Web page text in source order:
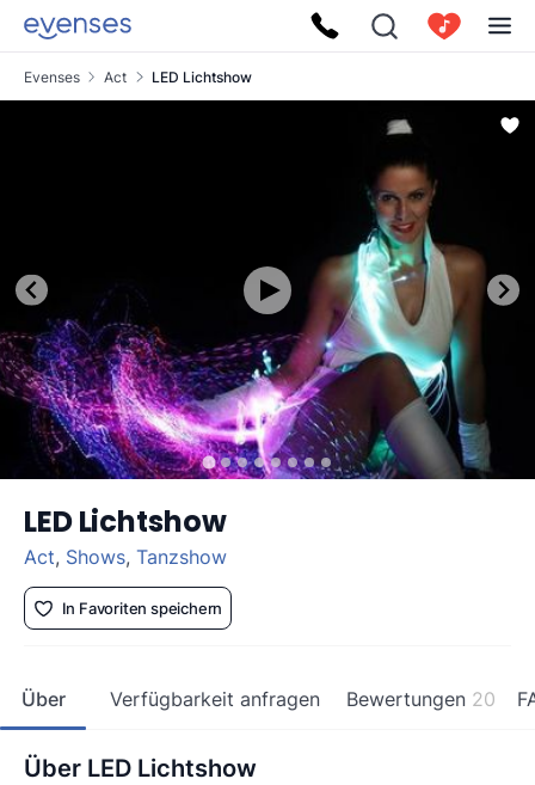
Evenses Act LED Lichtshow
LED Lichtshow
Act, Shows, Tanzshow
In Favoriten speichern
Über Verfügbarkeit anfragen Bewertungen 20
Über LED Lichtshow